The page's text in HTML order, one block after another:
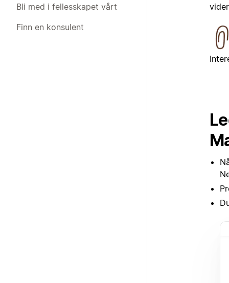
Bli med i fellesskapet vårt
Finn en konsulent